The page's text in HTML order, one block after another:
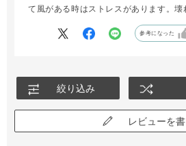
て風がある時はストレスがあります。壊
参考になった
絞り込み
レビューを書